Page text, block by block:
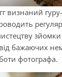
визнаний
бажаючих
фотографа.